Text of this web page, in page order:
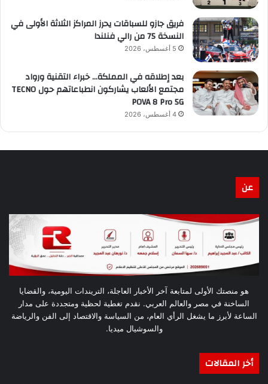
فريق جازو للسباقات يحرز المراكز الثلاثة الأولى في
النسخة 75 من رالي فنلندا
5 أغسطس، 2026
بعد إطلاقه في المملكة… خبراء التقنية ورواد
مجتمع الألعاب يشاركون انطباعاتهم حول TECNO
POVA 8 Pro 5G
4 أغسطس، 2026
عن
هو منصتك الأولى لمتابعة آخر الأخبار العاجلة، التريندات اليومية، والقضايا
الساخنة في مصر والعالم العربي. نقدم تغطية لحظية ومتجددة على مدار
الساعة لأبرز ما يشغل الرأي العام، من السياسة والاقتصاد إلى الفن والرياضة
والسوشيال ميديا.
أخر المقالات